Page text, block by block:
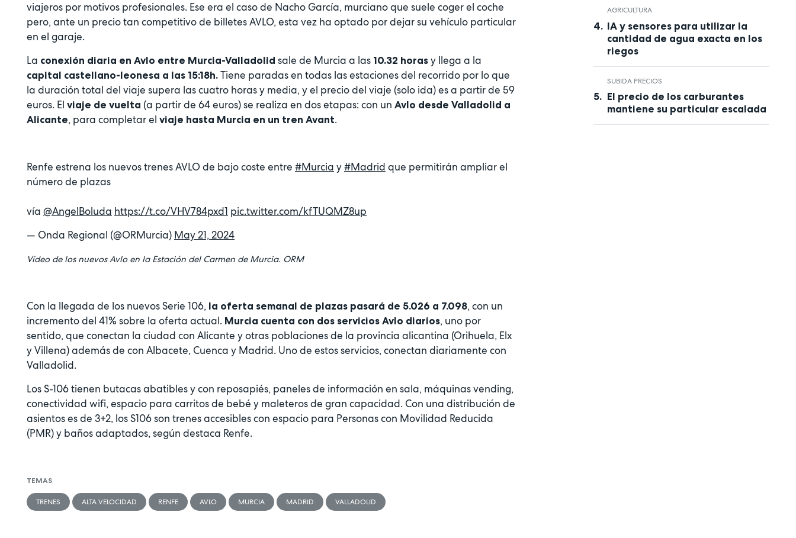
viajeros por motivos profesionales. Ese era el caso de Nacho García, murciano que suele coger el coche
pero, ante un precio tan competitivo de billetes AVLO, esta vez ha optado por dejar su vehículo particular
en el garaje.
La conexión diaria en Avlo entre Murcia-Valladolid sale de Murcia a las 10.32 horas y llega a la
capital castellano-leonesa a las 15:18h. Tiene paradas en todas las estaciones del recorrido por lo que
la duración total del viaje supera las cuatro horas y media, y el precio del viaje (solo ida) es a partir de 59
euros. El viaje de vuelta (a partir de 64 euros) se realiza en dos etapas: con un Avlo desde Valladolid a
Alicante, para completar el viaje hasta Murcia en un tren Avant.
Renfe estrena los nuevos trenes AVLO de bajo coste entre #Murcia y#Madrid que permitirán ampliar el
número de plazas
vía @AngelBoluda https://t.co/VHV784pxd1 pic.twitter.com/kfTUQMZ8up
— Onda Regional (@ORMurcia) May 21, 2024
Vídeo de los nuevos Avlo en la Estación del Carmen de Murcia. ORM
Con la llegada de los nuevos Serie 106, la oferta semanal de plazas pasará de 5.026 a 7.098, con un
incremento del 41% sobre la oferta actual. Murcia cuenta con dos servicios Avlo diarios, uno por
sentido, que conectan la ciudad con Alicante y otras poblaciones de la provincia alicantina (Orihuela, Elx
y Villena) además de con Albacete, Cuenca y Madrid. Uno de estos servicios, conectan diariamente con
Valladolid.
Los S-106 tienen butacas abatibles y con reposapiés, paneles de información en sala, máquinas vending,
conectividad wifi, espacio para carritos de bebé y maleteros de gran capacidad. Con una distribución de
asientos es de 3+2, los S106 son trenes accesibles con espacio para Personas con Movilidad Reducida
(PMR) y baños adaptados, según destaca Renfe.
TEMAS
TRENES ALTA VELOCIDAD RENFE AVLO MURCIA MADRID VALLADOLID
AGRICULTURA
IA y sensores para utilizar la
cantidad de agua exacta en los
riegos
SUBIDA PRECIOS
El precio de los carburantes
mantiene su particular escalada